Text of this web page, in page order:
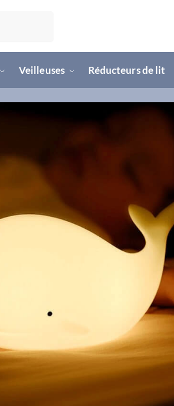
Veilleuses Réducteurs de lit